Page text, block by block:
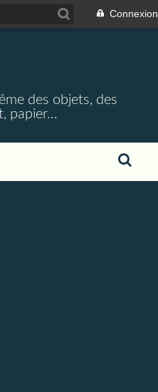
Connexion
des objets, des
papier...